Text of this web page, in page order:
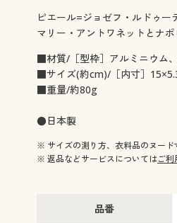
ピエール=ジョゼフ・ルドゥー
マリー・アントワネットとナ
■材質/［型枠］アルミニウム
■サイズ(約cm)/［内寸］
■重量/約80g
●日本製
※ サイズの測り方、衣料品のヌード
※ 返品などサービスについてはご利
品番